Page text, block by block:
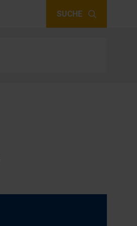
SUCHE